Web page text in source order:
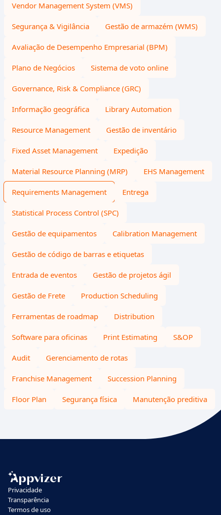
Vendor Management System (VMS)
Segurança & Vigilância Gestão de armazém (WMS)
Avaliação de Desempenho Empresarial (BPM)
Plano de Negócios Sistema de voto online
Governance, Risk & Compliance (GRC)
Informação geográfica Library Automation
Resource Management Gestão de inventário
Fixed Asset Management Expedição
Material Resource Planning (MRP) EHS Management
Requirements Management Entrega
Statistical Process Control (SPC)
Gestão de equipamentos Calibration Management
Gestão de código de barras e etiquetas
Entrada de eventos Gestão de projetos ágil
Gestão de Frete Production Scheduling
Ferramentas de roadmap Distribution
Software para oficinas Print Estimating S&OP
Audit Gerenciamento de rotas
Franchise Management Succession Planning
Floor Plan Segurança física Manutenção preditiva
Privacidade
Transparência
Termos de uso